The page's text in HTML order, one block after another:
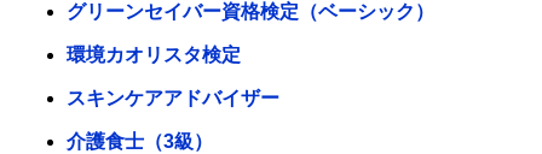
グリーンセイバー資格検定（ベーシック）
環境カオリスタ検定
スキンケアアドバイザー
介護食士（3級）